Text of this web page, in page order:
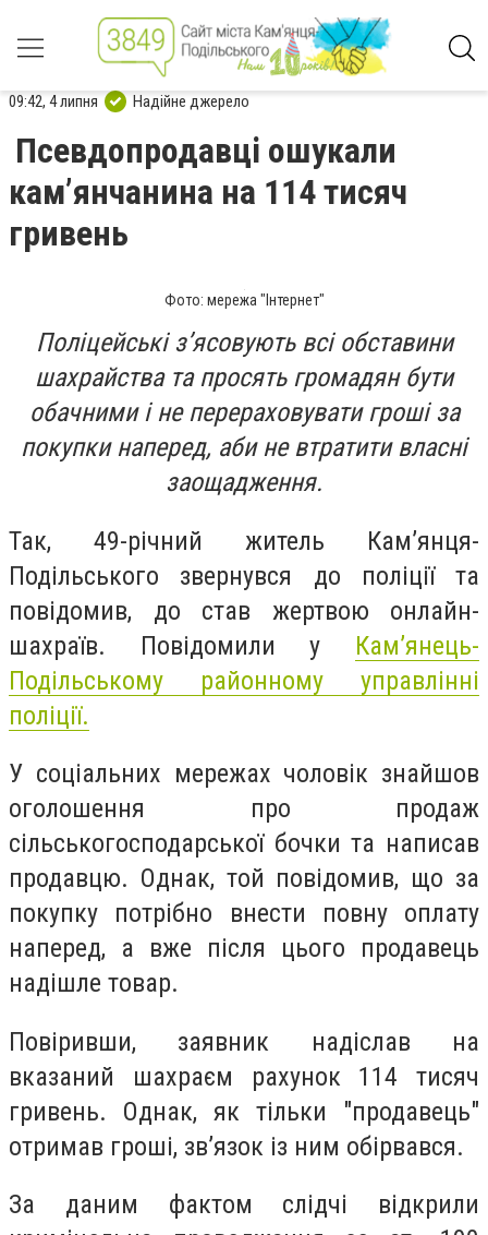
09:42, 4 липня Надійне джерело
Псевдопродавці ошукали
камʼянчанина на 114 тисяч
гривень
Фото: мережа "Інтернет"
Поліцейські зʼясовують всі обставини
шахрайства та просять громадян бути
обачними і не перераховувати гроші за
покупки наперед, аби не втратити власні
заощадження.
Так, 49-річний житель Камʼянця-
Подільського звернувся до поліції та
повідомив, до став жертвою онлайн-
шахраїв. Повідомили у Кам’янець-
Подільському районному управлінні
поліції.
У соціальних мережах чоловік знайшов
оголошення про продаж
сільськогосподарської бочки та написав
продавцю. Однак, той повідомив, що за
покупку потрібно внести повну оплату
наперед, а вже після цього продавець
надішле товар.
Повіривши, заявник надіслав на
вказаний шахраєм рахунок 114 тисяч
гривень. Однак, як тільки "продавець"
отримав гроші, звʼязок із ним обірвався.
За даним фактом слідчі відкрили